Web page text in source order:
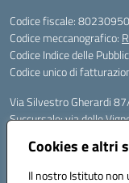
Cookies e altri
Il nostro Istituto non
Codice fiscale:
Codice meccanografico:
Codice Indice delle
Codice unico di
Via Silvestro Gherardi
Succursale: via delle
Mail:
Per contatti con il